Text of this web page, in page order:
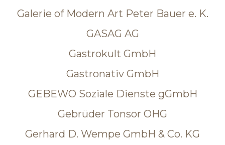
Galerie of Modern Art Peter Bauer e. K.
GASAG AG
Gastrokult GmbH
Gastronativ GmbH
GEBEWO Soziale Dienste gGmbH
Gebrüder Tonsor OHG
Gerhard D. Wempe GmbH & Co. KG